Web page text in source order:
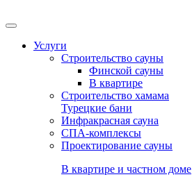
Услуги
Строительство сауны
Финской сауны
В квартире
Строительство хамама
Турецкие бани
Инфракрасная сауна
СПА-комплексы
Проектирование сауны
В квартире и частном доме